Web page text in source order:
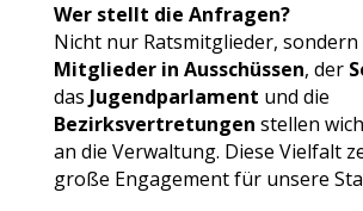
Wer stellt die Anfragen?
Nicht nur Ratsmitglieder, sondern
Mitglieder in Ausschüssen, der
das Jugendparlament und die
Bezirksvertretungen stellen
an die Verwaltung. Diese Vielfalt
große Engagement für unsere